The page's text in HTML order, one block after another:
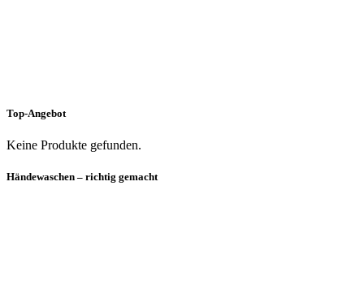
Top-Angebot
Keine Produkte gefunden.
Händewaschen – richtig gemacht